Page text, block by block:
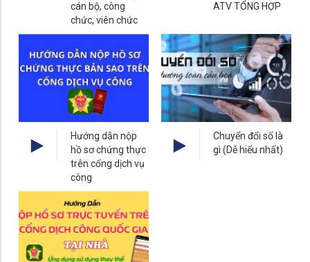
cán bộ, công
chức, viên chức
ATV TỔNG HỢP
Hướng dẫn nộp
hồ sơ chứng thực
trên cổng dịch vụ
công
Chuyển đổi số là
gì (Dễ hiểu nhất)